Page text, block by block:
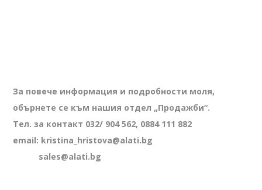
За повече информация и подробности моля,
обърнете се към нашия отдел „Продажби“.
Тел. за контакт 032/ 904 562, 0884 111 882
email: kristina_hristova@alati.bg
sales@alati.bg